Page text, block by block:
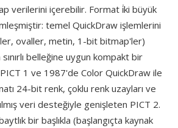
verilerini içerebilir. Format i̇ki büyük
temel QuickDraw işlemlerini
ovaller, metin, 1-bit bitmap'ler)
belleğine uygun kompakt bir
1 ve 1987'de Color QuickDraw ile
24-bit renk, çoklu renk uzayları ve
veri desteğiyle genişleten PICT 2.
bir başlıkla (başlangıçta kaynak